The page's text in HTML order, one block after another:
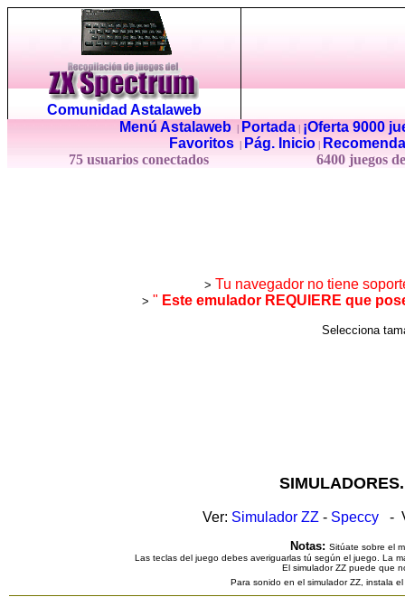
Comunidad Astalaweb
Menú Astalaweb| Portada|
¡Oferta 9000
Favoritos
Pág. Inicio
75 usuarios conectados
6400 juegos
> Tu navegador no tiene
> " Este emulador REQUIERE que
Selecciona
Ver: Simulador ZZ - Speccy -
Notas: Sitúate sobre el
Las teclas del juego debes averiguarlas tú según el juego. La
El simulador ZZ puede que
Para sonido en el simulador ZZ, instala